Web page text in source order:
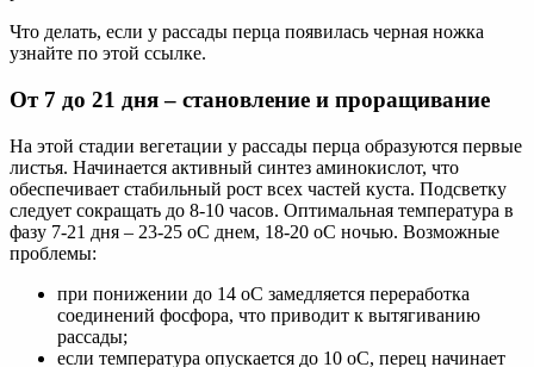
Что делать, если у рассады перца появилась черная ножка
узнайте по этой ссылке.
От 7 до 21 дня – становление и проращивание
На этой стадии вегетации у рассады перца образуются первые
листья. Начинается активный синтез аминокислот, что
обеспечивает стабильный рост всех частей куста. Подсветку
следует сокращать до 8-10 часов. Оптимальная температура в
фазу 7-21 дня – 23-25 oC днем, 18-20 oC ночью. Возможные
проблемы:
при понижении до 14 oC замедляется переработка
соединений фосфора, что приводит к вытягиванию
рассады;
если температура опускается до 10 oC, перец начинает